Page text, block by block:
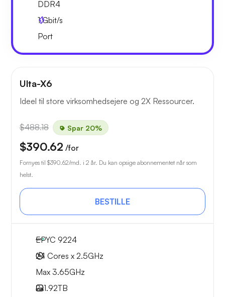
DDR4
1Gbit/s
Port
Ulta-X6
Ideel til store virksomhedsejere og 2X Ressourcer.
$488.18 Spar 20%
$390.62 /for
Fornyes til $390.62/md. i 2 år. Du kan opsige abonnementet når som
helst.
BESTILLE
EPYC 9224
24 Cores x 2.5GHz
Max 3.65GHz
2x1.92TB